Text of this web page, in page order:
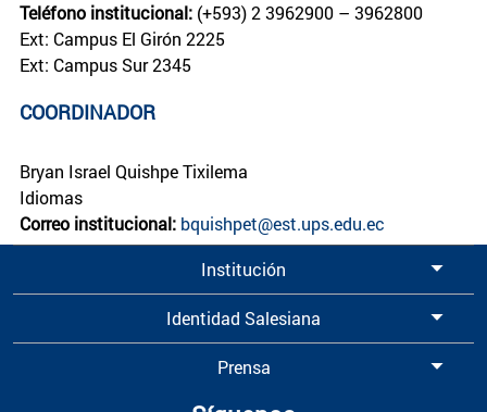
Teléfono institucional: (+593) 2 3962900 – 3962800
Ext: Campus El Girón 2225
Ext: Campus Sur 2345
COORDINADOR
Bryan Israel Quishpe Tixilema
Idiomas
Correo institucional: bquishpet@est.ups.edu.ec
Institución
Identidad Salesiana
Prensa